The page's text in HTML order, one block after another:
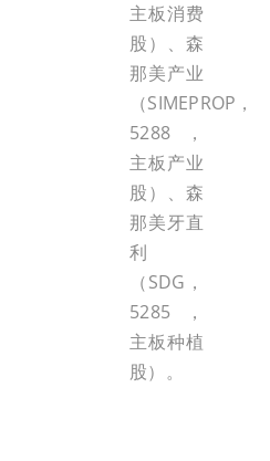
主板消费
股）、森
那美产业
（SIMEPROP，
5288，
主板产业
股）、森
那美牙直
利
（SDG，
5285，
主板种植
股）。